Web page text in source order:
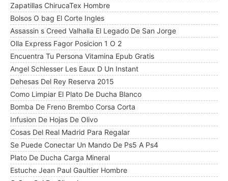
Zapatillas ChirucaTex Hombre
Bolsos O bag El Corte Ingles
Assassin s Creed Valhalla El Legado De San Jorge
Olla Express Fagor Posicion 1 O 2
Encuentra Tu Persona Vitamina Epub Gratis
Angel Schlesser Les Eaux D Un Instant
Dehesas Del Rey Reserva 2015
Como Limpiar El Plato De Ducha Blanco
Bomba De Freno Brembo Corsa Corta
Infusion De Hojas De Olivo
Cosas Del Real Madrid Para Regalar
Se Puede Conectar Un Mando De Ps5 A Ps4
Plato De Ducha Carga Mineral
Estuche Jean Paul Gaultier Hombre